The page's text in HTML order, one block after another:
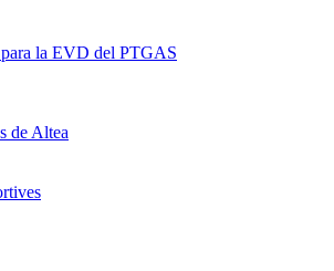
la EVD del PTGAS
de Altea